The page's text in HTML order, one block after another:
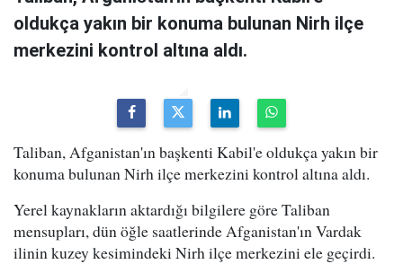
oldukça yakın bir konuma bulunan Nirh ilçe
merkezini kontrol altına aldı.
Taliban, Afganistan'ın başkenti Kabil'e oldukça yakın bir
konuma bulunan Nirh ilçe merkezini kontrol altına aldı.
Yerel kaynakların aktardığı bilgilere göre Taliban
mensupları, dün öğle saatlerinde Afganistan'ın Vardak
ilinin kuzey kesimindeki Nirh ilçe merkezini ele geçirdi.